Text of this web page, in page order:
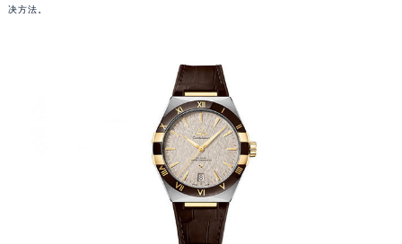
决方法。